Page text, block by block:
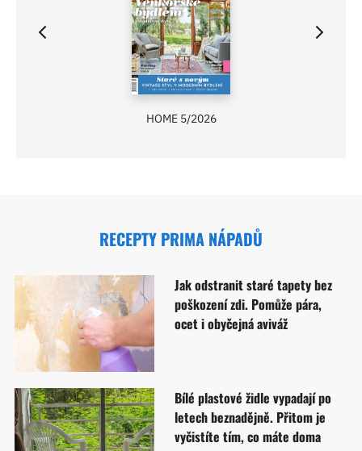
HOME 5/2026
RECEPTY PRIMA NÁPADŮ
Jak odstranit staré tapety bez
poškození zdi. Pomůže pára,
ocet i obyčejná aviváž
Bílé plastové židle vypadají po
letech beznadějně. Přitom je
vyčistíte tím, co máte doma